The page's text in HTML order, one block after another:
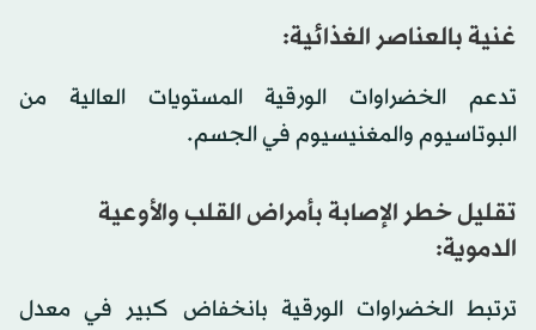
غنية بالعناصر الغذائية:
تدعم الخضراوات الورقية المستويات العالية من
البوتاسيوم والمغنيسيوم في الجسم.
تقليل خطر الإصابة بأمراض القلب والأوعية
الدموية:
ترتبط الخضراوات الورقية بانخفاض كبير في معدل